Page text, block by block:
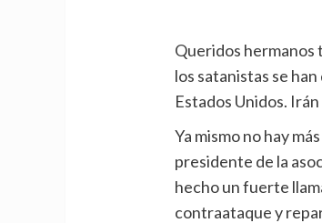
Queridos hermanos
los satanistas se
Estados Unidos.
Ya mismo no hay
presidente de la
hecho un fuerte
contraataque y